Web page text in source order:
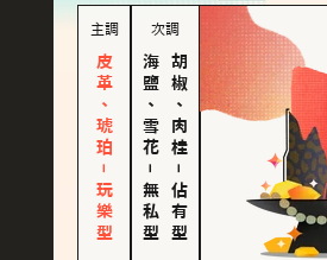
主調
皮革、琥珀－玩樂型
次調
海鹽、雪花
－
無私型
胡椒、肉桂
－
佔有型